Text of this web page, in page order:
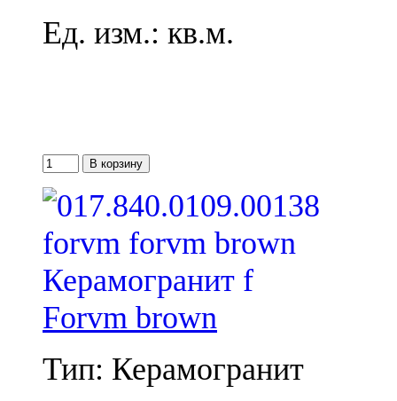
Ед. изм.: кв.м.
Forvm brown
Тип: Керамогранит